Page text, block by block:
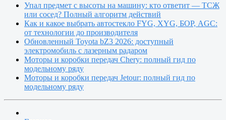
Упал предмет с высоты на машину: кто ответит — ТСЖ
или сосед? Полный алгоритм действий
Как и какое выбрать автостекло FYG, XYG, БОР, AGC:
от технологии до производителя
Обновленный Toyota bZ3 2026: доступный
электромобиль с лазерным радаром
Моторы и коробки передач Chery: полный гид по
модельному ряду
Моторы и коробки передач Jetour: полный гид по
модельному ряду